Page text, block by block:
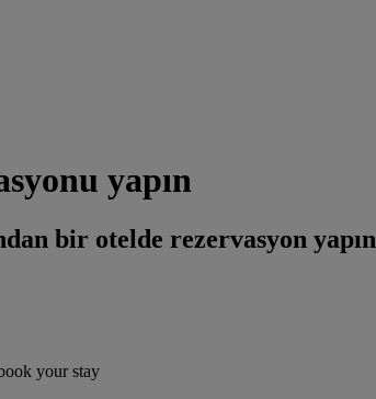
yapın
bir otelde rezervasyon yapın
your stay